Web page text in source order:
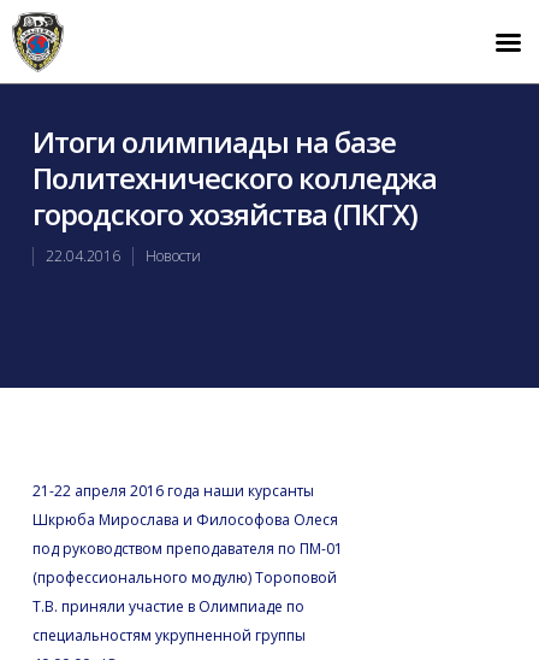
Итоги олимпиады на базе
Политехнического колледжа
городского хозяйства (ПКГХ)
22.04.2016 Новости
21-22 апреля 2016 года наши курсанты
Шкрюба Мирослава и Философова Олеся
под руководством преподавателя по ПМ-01
(профессионального модулю) Тороповой
Т.В. приняли участие в Олимпиаде по
специальностям укрупненной группы